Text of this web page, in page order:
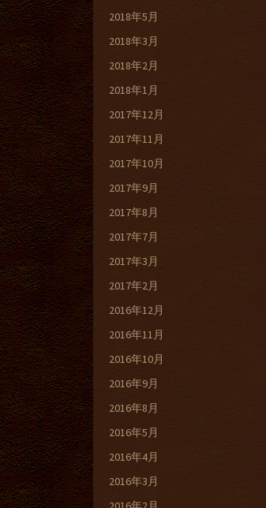
2018年5月
2018年3月
2018年2月
2018年1月
2017年12月
2017年11月
2017年10月
2017年9月
2017年8月
2017年7月
2017年3月
2017年2月
2016年12月
2016年11月
2016年10月
2016年9月
2016年8月
2016年5月
2016年4月
2016年3月